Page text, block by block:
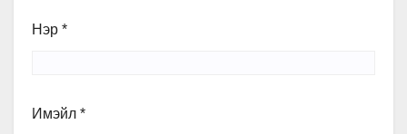
Нэр *
Имэйл *